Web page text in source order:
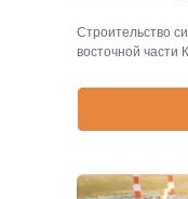
Строительство
восточной части